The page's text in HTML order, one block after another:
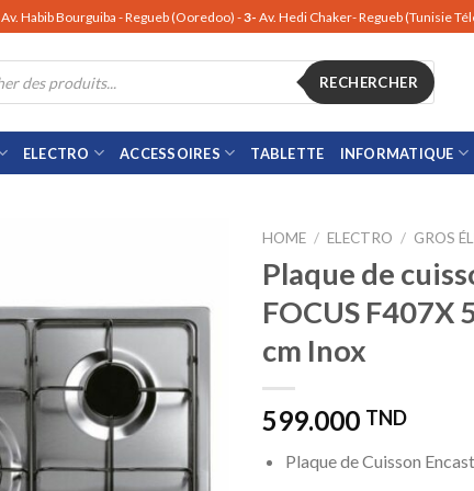
Av. Habib Bourguiba - Regueb (Ooredoo) -3- Av. Hedi Chaker- Regueb (Tunisie
RECHERCHER
ELECTRO ACCESSOIRES TABLETTE INFORMATIQUE
HOME / ELECTRO / GROS
Plaque de
FOCUS F407X
cm Inox
599.000 TND
Plaque de Cuisson